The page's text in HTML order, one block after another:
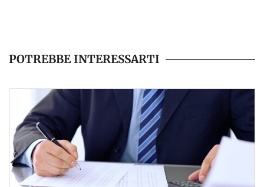
POTREBBE INTERESSARTI